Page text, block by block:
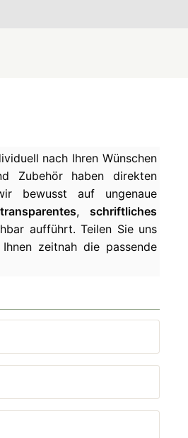
nach Ihren Wünschen
Zubehör haben direkten
bewusst auf ungenaue
transparentes,schriftliches
aufführt. Teilen Sie uns
zeitnah die passende